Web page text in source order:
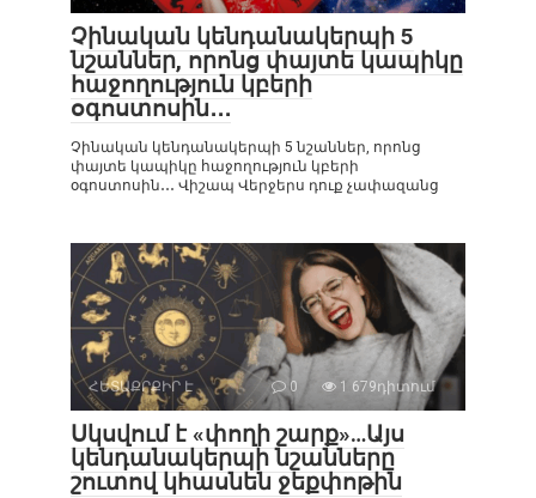
Չինական կենդանակերպի 5
նշաններ, որոնց փայտե կապիկը
հաջողություն կբերի
օգոստոսին․․․
Չինական կենդանակերպի 5 նշաններ, որոնց
փայտե կապիկը հաջողություն կբերի
օգոստոսին․․․ Վիշապ Վերջերս դուք չափազանց
ՀԵՏԱՔՐՔԻՐ Է 0 1 679դիտում
Սկսվում է «փողի շարք»…Այս
կենդանակերպի նշանները
շուտով կհասնեն ջեքփոթին